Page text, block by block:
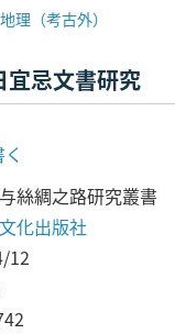
理（考古外）
宜忌文書研究
絲綢之路研究叢書
化出版社
12